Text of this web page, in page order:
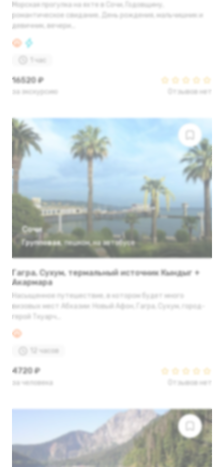
Морская прогулка на яхте в Сочи, Годовщину,
романтическое свидание, День рождения, мальчишник и
девичник, вечери...
1 час
16520 ₽
за экскурсию Отзывов нет
Сочи
Групповая, пешком, на автобусе
Гагра, Сухум, термальный источник Кындыг +
Акармара
Насыщенное путешествие, в котором будет много
визовых мест Абхазии: Новый Афон, Гагра, Сухум, город-
герой Ткуарч...
12 часов
4720 ₽
за человека Отзывов нет